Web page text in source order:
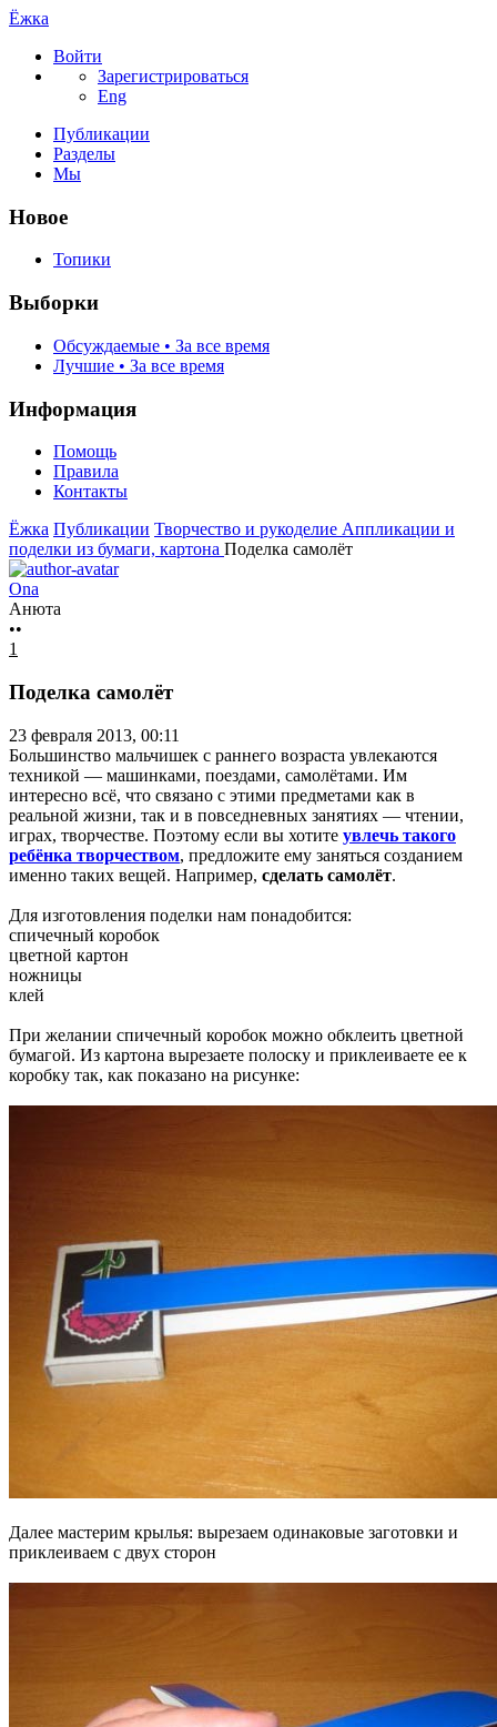
Ёжка
Войти
Зарегистрироваться
Eng
Публикации
Разделы
Мы
Новое
Топики
Выборки
Обсуждаемые • За все время
Лучшие • За все время
Информация
Помощь
Правила
Контакты
Ёжка Публикации Творчество и рукоделие Аппликации и
поделки из бумаги, картона Поделка самолёт
Ona
Анюта
••
1
Поделка самолёт
23 февраля 2013, 00:11
Большинство мальчишек с раннего возраста увлекаются
техникой — машинками, поездами, самолётами. Им
интересно всё, что связано с этими предметами как в
реальной жизни, так и в повседневных занятиях — чтении,
играх, творчестве. Поэтому если вы хотите увлечь такого
ребёнка творчеством, предложите ему заняться созданием
именно таких вещей. Например, сделать самолёт.
Для изготовления поделки нам понадобится:
спичечный коробок
цветной картон
ножницы
клей
При желании спичечный коробок можно обклеить цветной
бумагой. Из картона вырезаете полоску и приклеиваете ее к
коробку так, как показано на рисунке:
Далее мастерим крылья: вырезаем одинаковые заготовки и
приклеиваем с двух сторон